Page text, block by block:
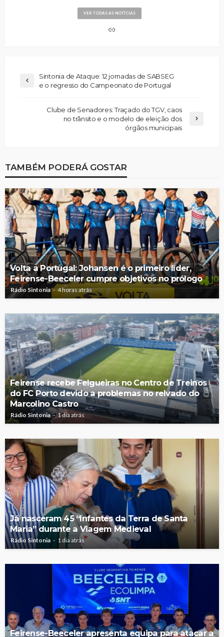
VER TODAS AS NOTÍCIAS
Sintonia de Ataque: 12 jornadas de SABSEG
e o regresso do Campeonato de Portugal
Clube de Senadores: Traçado do TGV, caos
no trânsito e o modelo de eleição dos
órgãos municipais
TAMBÉM PODERÁ GOSTAR
Volta a Portugal: Johansen é o primeiro líder,
Feirense-Beeceler cumpre objetivos no prólogo
Rádio Sintonia 4 horas atrás
Feirense recebe Felgueiras no Centro de Treinos
do FC Porto devido a problemas no relvado do
Marcolino Castro
Rádio Sintonia 1 dia atrás
Já nasceram 45 “Infantes da Terra de Santa
Maria” durante a Viagem Medieval
Rádio Sintonia 1 dia atrás
Feirense-Beeceler apresenta equipa para atacar a